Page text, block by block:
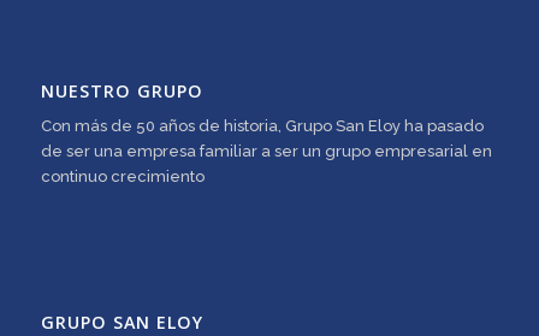
NUESTRO GRUPO
Con más de 50 años de historia, Grupo San Eloy ha pasado
de ser una empresa familiar a ser un grupo empresarial en
continuo crecimiento
GRUPO SAN ELOY